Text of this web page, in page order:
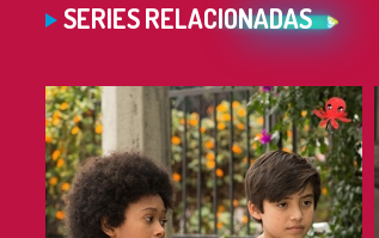
SERIES RELACIONADAS